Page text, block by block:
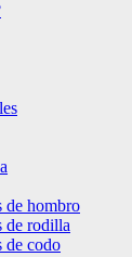
de hombro
de rodilla
de codo